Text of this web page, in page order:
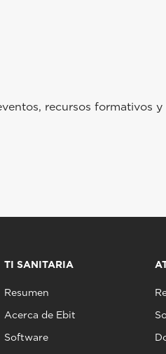
recursos formativos
TI SANITARIA
Resumen
Acerca de Ebit
Software